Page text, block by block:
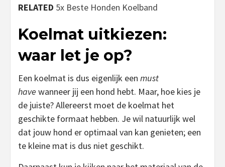
RELATED 5x Beste Honden Koelband
Koelmat uitkiezen:
waar let je op?
Een koelmat is dus eigenlijk een must
have wanneer jij een hond hebt. Maar, hoe kies je
de juiste? Allereerst moet de koelmat het
geschikte formaat hebben. Je wil natuurlijk wel
dat jouw hond er optimaal van kan genieten; een
te kleine mat is dus niet geschikt.